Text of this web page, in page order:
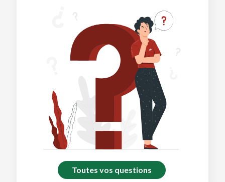
Toutes vos questions